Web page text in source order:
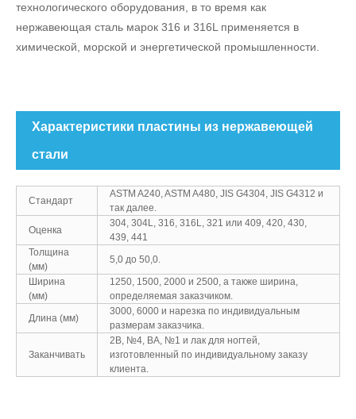
технологического оборудования, в то время как
нержавеющая сталь марок 316 и 316L применяется в
химической, морской и энергетической промышленности.
Характеристики пластины из нержавеющей
стали
Стандарт
ASTM A240, ASTM A480, JIS G4304, JIS G4312 и
так далее.
Оценка
304, 304L, 316, 316L, 321 или 409, 420, 430,
439, 441
Толщина
(мм)
5,0 до 50,0.
Ширина
(мм)
1250, 1500, 2000 и 2500, а также ширина,
определяемая заказчиком.
Длина (мм)
3000, 6000 и нарезка по индивидуальным
размерам заказчика.
Заканчивать
2B, №4, BA, №1 и лак для ногтей,
изготовленный по индивидуальному заказу
клиента.